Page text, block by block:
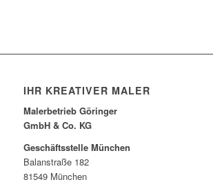
IHR KREATIVER MALER
Malerbetrieb Göringer
GmbH & Co. KG
Geschäftsstelle München
Balanstraße 182
81549 München